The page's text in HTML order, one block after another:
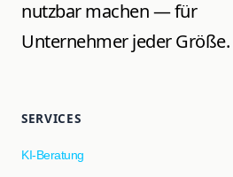
nutzbar machen — für
Unternehmer jeder Größe.
SERVICES
KI-Beratung